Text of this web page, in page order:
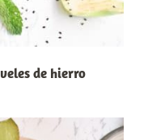
de hierro